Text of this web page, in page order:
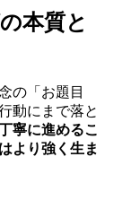
本質と
の「お題目
動にまで落と
寧に進めるこ
より強く生ま